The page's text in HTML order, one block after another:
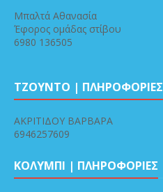
Μπαλτά Αθανασία
Έφορος ομάδας στίβου
6980 136505
ΤΖΟΥΝΤΟ | ΠΛΗΡΟΦΟΡΙΕΣ
ΑΚΡΙΤΙΔΟΥ ΒΑΡΒΑΡΑ
6946257609
ΚΟΛΥΜΠΙ | ΠΛΗΡΟΦΟΡΙΕΣ